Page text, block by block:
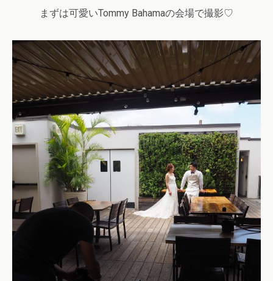
まずは可愛いTommy Bahamaの会場で撮影♡